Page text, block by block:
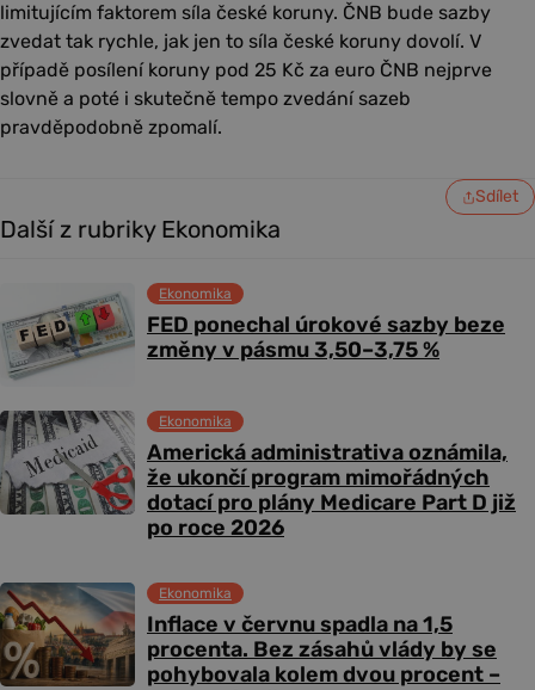
limitujícím faktorem síla české koruny. ČNB bude sazby
zvedat tak rychle, jak jen to síla české koruny dovolí. V
případě posílení koruny pod 25 Kč za euro ČNB nejprve
slovně a poté i skutečně tempo zvedání sazeb
pravděpodobně zpomalí.
Sdílet
Další z rubriky Ekonomika
FED ponechal úrokové sazby beze
změny v pásmu 3,50–3,75 %
Ekonomika
Americká administrativa oznámila,
že ukončí program mimořádných
dotací pro plány Medicare Part D již
po roce 2026
Ekonomika
Inflace v červnu spadla na 1,5
procenta. Bez zásahů vlády by se
pohybovala kolem dvou procent –
Ekonomika